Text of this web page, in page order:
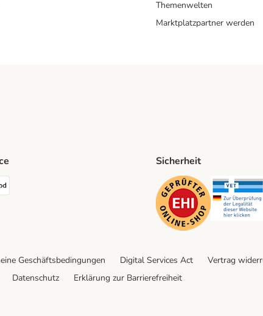
Themenwelten
Marktplatzpartner werden
Method
Sicherheit
Security
Geschäftsbedingungen Digital Services Act Vertrag
Datenschutz Erklärung zur Barrierefreiheit